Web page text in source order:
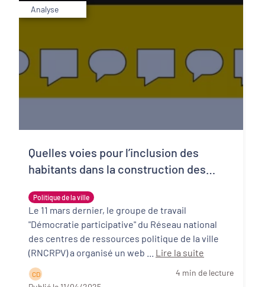
Analyse
Politique de la ville
Quelles voies pour l’inclusion des
habitants dans la construction des
Le 11 mars dernier, le groupe de travail
"Démocratie participative" du Réseau national
des centres de ressources politique de la ville
Lire la suite
C D
4 min de lecture